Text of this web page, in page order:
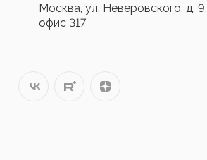
Москва, ул. Неверовского, д. 9,
офис 317